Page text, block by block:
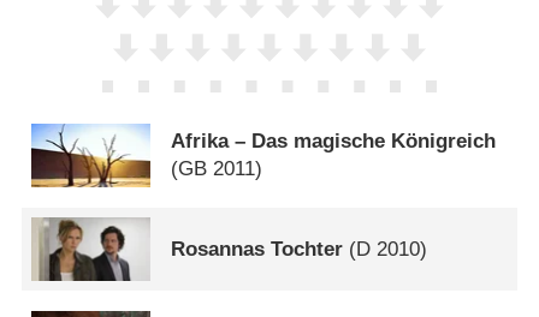
Afrika – Das magische Königreich
(GB 2011)
Rosannas Tochter (D 2010)